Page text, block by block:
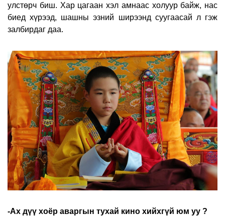
улстөрч биш. Хар цагаан хэл амнаас холуур байж, нас
биед хүрээд, шашны эзний ширээнд суугаасай л гэж
залбирдаг даа.
-Ах дүү хоёр аваргын тухай кино хийхгүй юм уу ?